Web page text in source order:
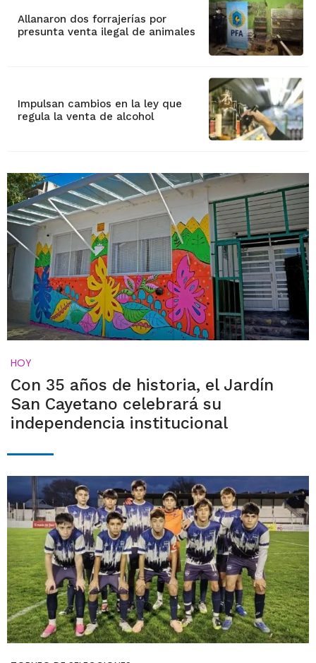
Allanaron dos forrajerías por
presunta venta ilegal de animales
Impulsan cambios en la ley que
regula la venta de alcohol
HOY
Con 35 años de historia, el Jardín
San Cayetano celebrará su
independencia institucional